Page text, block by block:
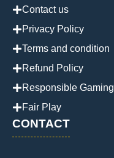
Contact us
Privacy Policy
Terms and condition
Refund Policy
Responsible Gaming
Fair Play
CONTACT